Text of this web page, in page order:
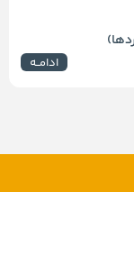
ادامــه